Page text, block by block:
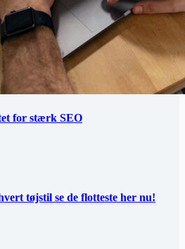
for stærk SEO
tøjstil se de flotteste her nu!